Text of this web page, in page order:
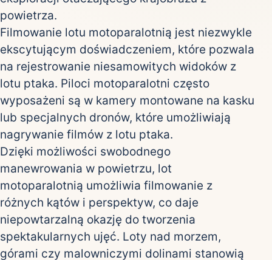
powietrza.
Filmowanie lotu motoparalotnią jest niezwykle
ekscytującym doświadczeniem, które pozwala
na rejestrowanie niesamowitych widoków z
lotu ptaka. Piloci motoparalotni często
wyposażeni są w kamery montowane na kasku
lub specjalnych dronów, które umożliwiają
nagrywanie filmów z lotu ptaka.
Dzięki możliwości swobodnego
manewrowania w powietrzu, lot
motoparalotnią umożliwia filmowanie z
różnych kątów i perspektyw, co daje
niepowtarzalną okazję do tworzenia
spektakularnych ujęć. Loty nad morzem,
górami czy malowniczymi dolinami stanowią